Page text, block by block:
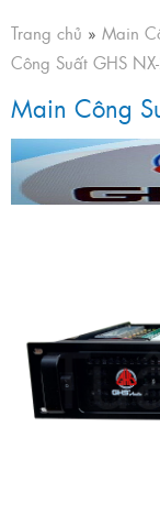
Trang chủ » Main
Công Suất GHS
Main Công